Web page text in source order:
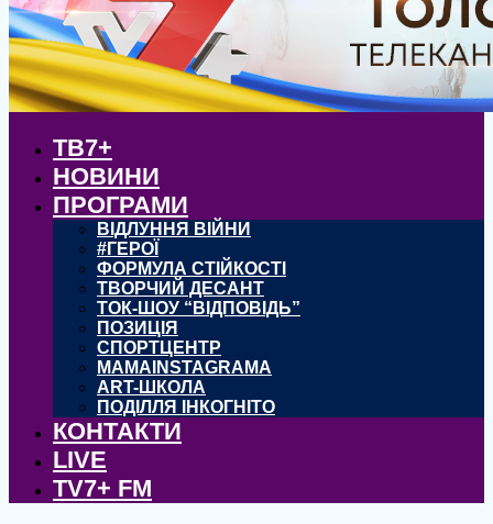
ТВ7+
НОВИНИ
ПРОГРАМИ
ВІДЛУННЯ ВІЙНИ
#ГЕРОЇ
ФОРМУЛА СТІЙКОСТІ
ТВОРЧИЙ ДЕСАНТ
ТОК-ШОУ “ВІДПОВІДЬ”
ПОЗИЦІЯ
СПОРТЦЕНТР
MAMAINSTAGRAMA
ART-ШКОЛА
ПОДІЛЛЯ ІНКОГНІТО
КОНТАКТИ
LIVE
TV7+ FM